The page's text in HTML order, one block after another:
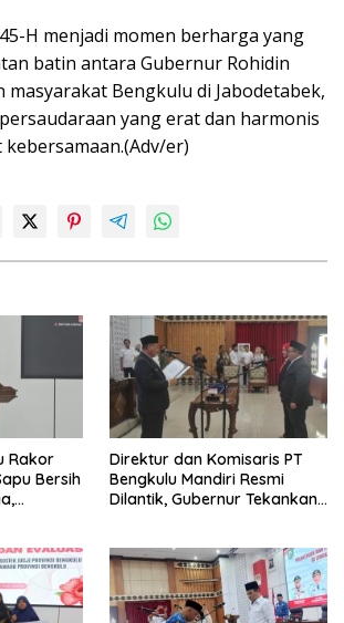
H menjadi momen berharga yang
batin antara Gubernur Rohidin
masyarakat Bengkulu di Jabodetabek,
yang erat dan harmonis
er)
Rakor
Bersih
Direktur dan Komisaris PT
Bengkulu Mandiri Resmi
Dilantik, Gubernur Tekankan